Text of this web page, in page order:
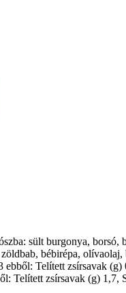
sült burgonya,
bébirépa,
Telített zsírsavak
Telített zsírsavak (g)